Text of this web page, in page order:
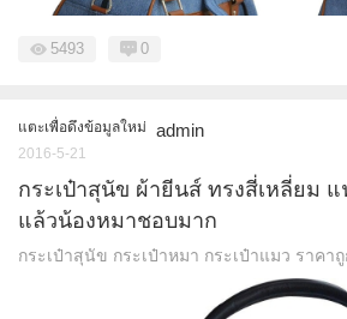
5493 0
แตะเพื่อดึงข้อมูลใหม่ admin
2016-5-21
กระเป๋าสุนัข ผ้ายีนส์ ทรงสี่เหลี่ยม
แล้วน้องหมาชอบมาก
กระเป๋าสุนัข กระเป๋าหมา กระเป๋าแมว ราคาถู